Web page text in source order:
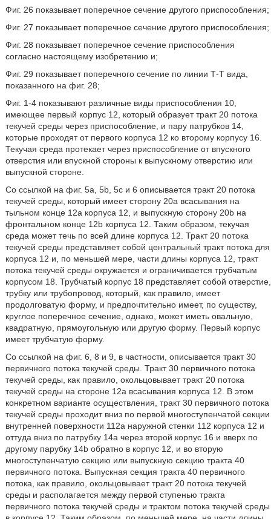
Фиг. 26 показывает поперечное сечение другого приспособления;
Фиг. 27 показывает поперечное сечение другого приспособления;
Фиг. 28 показывает поперечное сечение приспособления
согласно настоящему изобретению и;
Фиг. 29 показывает поперечного сечение по линии Т-Т вида,
показанного на фиг. 28;
Фиг. 1-4 показывают различные виды приспособления 10,
имеющее первый корпус 12, который образует тракт 20 потока
текучей среды через приспособление, и пару патрубков 14,
которые проходят от первого корпуса 12 ко второму корпусу 16.
Текучая среда протекает через приспособление от впускного
отверстия или впускной стороны к выпускному отверстию или
выпускной стороне.
Со ссылкой на фиг. 5a, 5b, 5c и 6 описывается тракт 20 потока
текучей среды, который имеет сторону 20а всасывания на
тыльном конце 12а корпуса 12, и выпускную сторону 20b на
фронтальном конце 12b корпуса 12. Таким образом, текучая
среда может течь по всей длине корпуса 12. Тракт 20 потока
текучей среды представляет собой центральный тракт потока для
корпуса 12 и, по меньшей мере, части длины корпуса 12, тракт
потока текучей среды окружается и ограничивается трубчатым
корпусом 18. Трубчатый корпус 18 представляет собой отверстие,
трубку или трубопровод, который, как правило, имеет
продолговатую форму, и предпочтительно имеет, по существу,
круглое поперечное сечение, однако, может иметь овальную,
квадратную, прямоугольную или другую форму. Первый корпус
имеет трубчатую форму.
Со ссылкой на фиг. 6, 8 и 9, в частности, описывается тракт 30
первичного потока текучей среды. Тракт 30 первичного потока
текучей среды, как правило, окольцовывает тракт 20 потока
текучей среды на стороне 12а всасывания корпуса 12. В этом
конкретном варианте осуществления, тракт 30 первичного потока
текучей среды проходит вниз по первой многоступенчатой секции
внутренней поверхности 112а наружной стенки 112 корпуса 12 и
оттуда вниз по патрубку 14а через второй корпус 16 и вверх по
другому парубку 14b обратно в корпус 12, и во вторую
многоступенчатую секцию или выпускную секцию тракта 40
первичного потока. Выпускная секция тракта 40 первичного
потока, как правило, окольцовывает тракт 20 потока текучей
среды и располагается между первой ступенью тракта
первичного потока текучей среды и трактом потока текучей среды